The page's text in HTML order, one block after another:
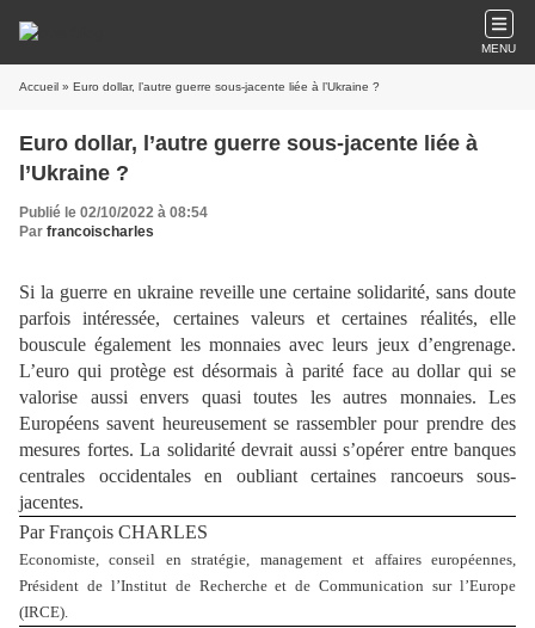
MENU
Accueil » Euro dollar, l’autre guerre sous-jacente liée à l’Ukraine ?
Euro dollar, l’autre guerre sous-jacente liée à
l’Ukraine ?
Publié le 02/10/2022 à 08:54
Par francoischarles
Si la guerre en ukraine reveille une certaine solidarité, sans doute
parfois intéressée, certaines valeurs et certaines réalités, elle
bouscule également les monnaies avec leurs jeux d’engrenage.
L’euro qui protège est désormais à parité face au dollar qui se
valorise aussi envers quasi toutes les autres monnaies. Les
Européens savent heureusement se rassembler pour prendre des
mesures fortes. La solidarité devrait aussi s’opérer entre banques
centrales occidentales en oubliant certaines rancoeurs sous-
jacentes.
Par François CHARLES
Economiste, conseil en stratégie, management et affaires européennes,
Président de l’Institut de Recherche et de Communication sur l’Europe
(IRCE).